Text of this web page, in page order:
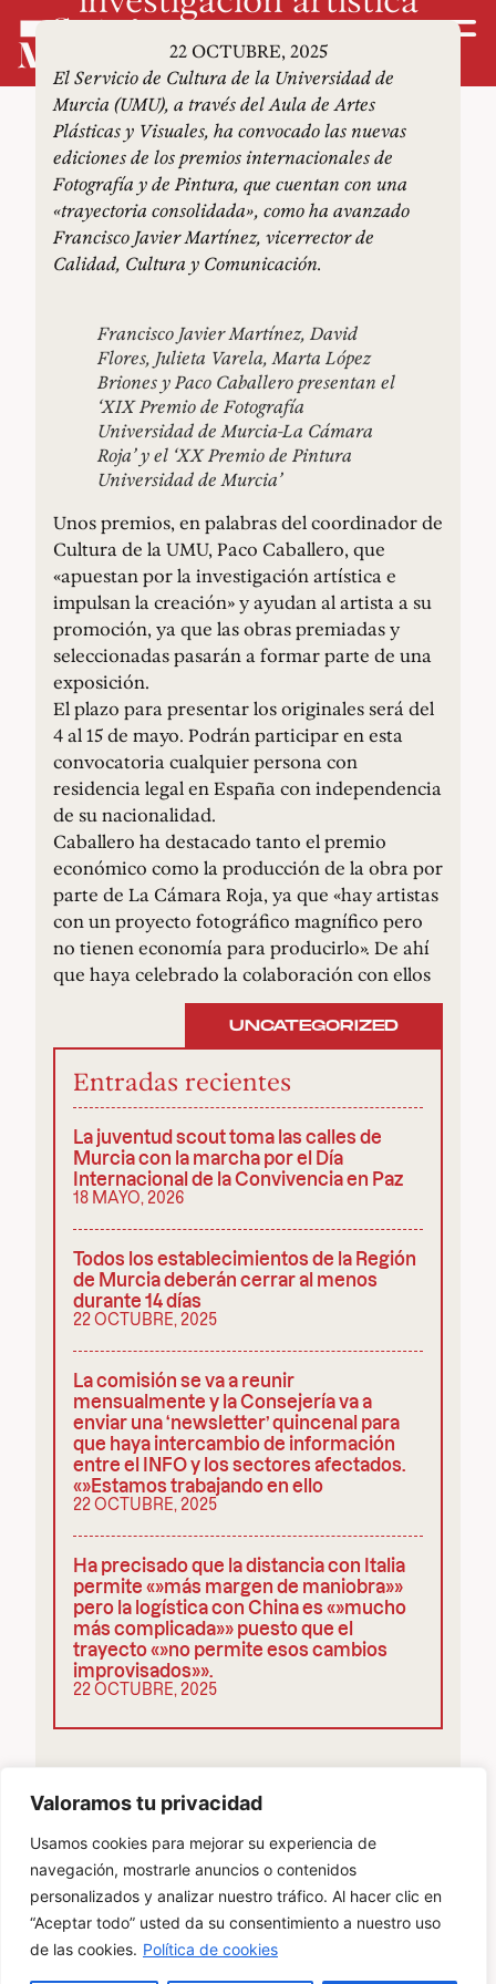
Valoramos tu privacidad
Usamos cookies para mejorar su experiencia de
navegación, mostrarle anuncios o contenidos
personalizados y analizar nuestro tráfico. Al hacer clic en
“Aceptar todo” usted da su consentimiento a nuestro uso
de las cookies. Política de cookies
COMPARTIR
22 OCTUBRE, 2025
El Servicio de Cultura de la Universidad de
Murcia (UMU), a través del Aula de Artes
Plásticas y Visuales, ha convocado las nuevas
ediciones de los premios internacionales de
Fotografía y de Pintura, que cuentan con una
«trayectoria consolidada», como ha avanzado
Francisco Javier Martínez, vicerrector de
Calidad, Cultura y Comunicación.
Francisco Javier Martínez, David
Flores, Julieta Varela, Marta López
Briones y Paco Caballero presentan el
‘XIX Premio de Fotografía
Universidad de Murcia-La Cámara
Roja’ y el ‘XX Premio de Pintura
Universidad de Murcia’
Unos premios, en palabras del coordinador de
Cultura de la UMU, Paco Caballero, que
«apuestan por la investigación artística e
impulsan la creación» y ayudan al artista a su
promoción, ya que las obras premiadas y
seleccionadas pasarán a formar parte de una
exposición.
El plazo para presentar los originales será del
4 al 15 de mayo. Podrán participar en esta
convocatoria cualquier persona con
residencia legal en España con independencia
de su nacionalidad.
Caballero ha destacado tanto el premio
económico como la producción de la obra por
parte de La Cámara Roja, ya que «hay artistas
con un proyecto fotográfico magnífico pero
no tienen economía para producirlo». De ahí
que haya celebrado la colaboración con ellos
UNCATEGORIZED
Entradas recientes
La juventud scout toma las calles de
Murcia con la marcha por el Día
Internacional de la Convivencia en Paz
18 MAYO, 2026
Todos los establecimientos de la Región
de Murcia deberán cerrar al menos
durante 14 días
22 OCTUBRE, 2025
La comisión se va a reunir
mensualmente y la Consejería va a
enviar una ‘newsletter’ quincenal para
que haya intercambio de información
entre el INFO y los sectores afectados.
«»Estamos trabajando en ello
22 OCTUBRE, 2025
Ha precisado que la distancia con Italia
permite «»más margen de maniobra»»
pero la logística con China es «»mucho
más complicada»» puesto que el
trayecto «»no permite esos cambios
improvisados»».
22 OCTUBRE, 2025
POLÍTICA DE PRIVACIDADCOOKIES
AVISO LEGAL